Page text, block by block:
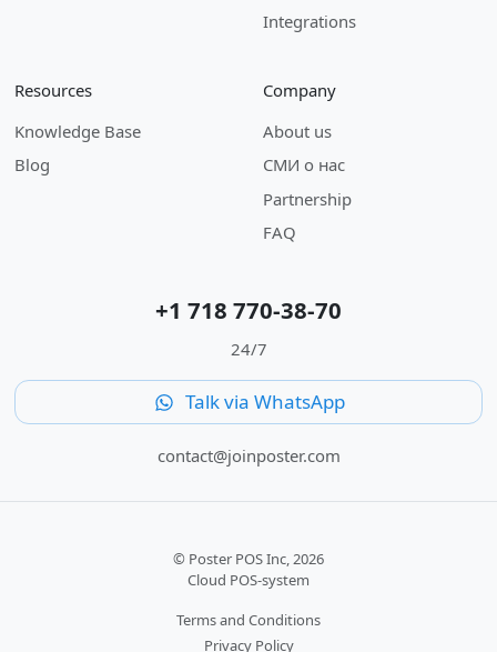
Integrations
Resources
Knowledge Base
Blog
Company
About us
СМИ о нас
Partnership
FAQ
+1 718 770-38-70
24/7
Talk via WhatsApp
contact@joinposter.com
© Poster POS Inc, 2026
Cloud POS-system
Terms and Conditions
Privacy Policy